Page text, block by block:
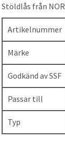
Stöldlås från
Artikelnummer
Märke
Godkänd av SSF
Passar till
Typ